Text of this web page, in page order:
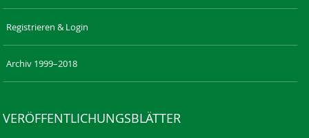
Registrieren & Login
Archiv 1999–2018
VERÖFFENTLICHUNGSBLÄTTER